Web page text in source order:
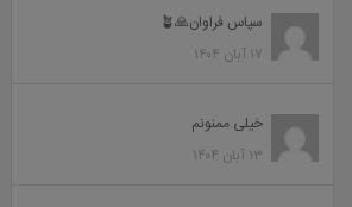
سپاس فراوان🙏🪴
۱۷ آبان ۱۴۰۴
خیلی ممنونم
۱۳ آبان ۱۴۰۴